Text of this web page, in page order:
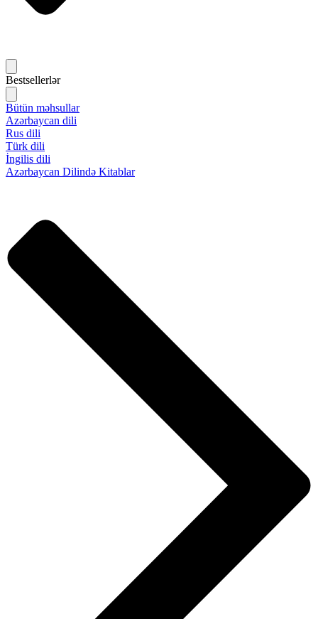
Bestsellerlər
Bütün məhsullar
Azərbaycan dili
Rus dili
Türk dili
İngilis dili
Azərbaycan Dilində Kitablar